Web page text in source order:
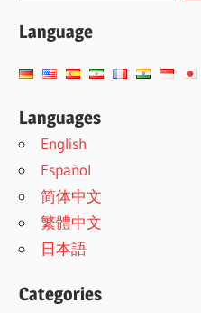
Language
Languages
English
Español
简体中文
繁體中文
日本語
Categories